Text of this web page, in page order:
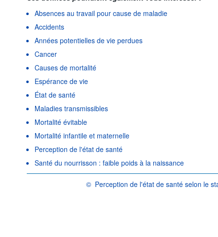
Absences au travail pour cause de maladie
Accidents
Années potentielles de vie perdues
Cancer
Causes de mortalité
Espérance de vie
État de santé
Maladies transmissibles
Mortalité évitable
Mortalité infantile et maternelle
Perception de l'état de santé
Santé du nourrisson : faible poids à la naissance
© Perception de l'état de santé selon le